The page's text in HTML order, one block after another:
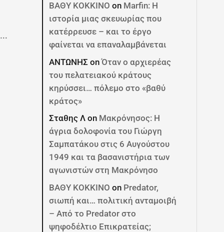
ΒΑΘΥ ΚΟΚΚΙΝΟ on Marfin: Η
ιστορία μιας σκευωρίας που
κατέρρευσε – και το έργο
φαίνεται να επαναλαμβάνεται
ΑΝΤΩΝΗΣ onΌταν ο αρχιερέας
του πελατειακού κράτους
κηρύσσει… πόλεμο στο «βαθύ
κράτος»
Σταθης Λ on Μακρόνησος: Η
άγρια δολοφονία του Γιώργη
Σαμπατάκου στις 6 Αυγούστου
1949 και τα βασανιστήρια των
αγωνιστών στη Μακρόνησο
ΒΑΘΥ ΚΟΚΚΙΝΟ on Predator,
σιωπή και… πολιτική ανταμοιβή
– Από το Predator στο
ψηφοδέλτιο Επικρατείας;